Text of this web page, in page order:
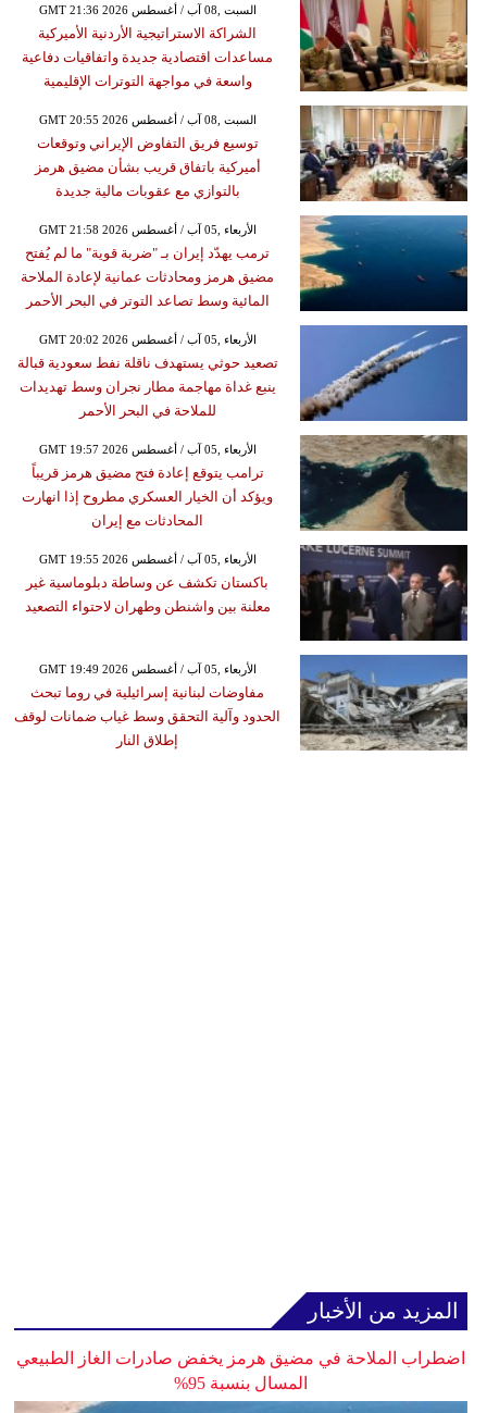
GMT 21:36 2026 السبت ,08 آب / أغسطس
الشراكة الاستراتيجية الأردنية الأميركية
مساعدات اقتصادية جديدة واتفاقيات دفاعية
واسعة في مواجهة التوترات الإقليمية
GMT 20:55 2026 السبت ,08 آب / أغسطس
توسيع فريق التفاوض الإيراني وتوقعات
أميركية باتفاق قريب بشأن مضيق هرمز
بالتوازي مع عقوبات مالية جديدة
GMT 21:58 2026 الأربعاء ,05 آب / أغسطس
ترمب يهدّد إيران بـ "ضربة قوية" ما لم يُفتح
مضيق هرمز ومحادثات عمانية لإعادة الملاحة
المائية وسط تصاعد التوتر في البحر الأحمر
GMT 20:02 2026 الأربعاء ,05 آب / أغسطس
تصعيد حوثي يستهدف ناقلة نفط سعودية قبالة
ينبع غداة مهاجمة مطار نجران وسط تهديدات
للملاحة في البحر الأحمر
GMT 19:57 2026 الأربعاء ,05 آب / أغسطس
ترامب يتوقع إعادة فتح مضيق هرمز قريباً
ويؤكد أن الخيار العسكري مطروح إذا انهارت
المحادثات مع إيران
GMT 19:55 2026 الأربعاء ,05 آب / أغسطس
باكستان تكشف عن وساطة دبلوماسية غير
معلنة بين واشنطن وطهران لاحتواء التصعيد
GMT 19:49 2026 الأربعاء ,05 آب / أغسطس
مفاوضات لبنانية إسرائيلية في روما تبحث
الحدود وآلية التحقق وسط غياب ضمانات لوقف
إطلاق النار
المزيد من الأخبار
اضطراب الملاحة في مضيق هرمز يخفض صادرات الغاز الطبيعي
المسال بنسبة 95%